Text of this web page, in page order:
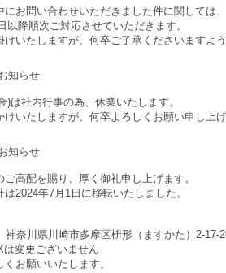
お問い合わせいただきました件に関しては
以降順次ご対応させていただきます。
けいたしますが、何卒ご了承くださいますよ
知らせ
)は社内行事の為、休業いたします。
けいたしますが、何卒よろしくお願い申し上
知らせ
ご高配を賜り、厚く御礼申し上げます。
は2024年7月1日に移転いたしました。
奈川県川崎市多摩区枡形（ますかた）2-17-
変更ございません
お願いいたします。